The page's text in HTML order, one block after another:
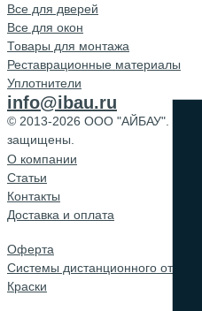
Все для дверей
Все для окон
Товары для монтажа
Реставрационные материалы
Уплотнители
info@ibau.ru
© 2013-2026 ООО "АЙБАУ". Все
защищены.
О компании
Cтатьи
Контакты
Доставка и оплата
Оферта
Системы дистанционного
Краски